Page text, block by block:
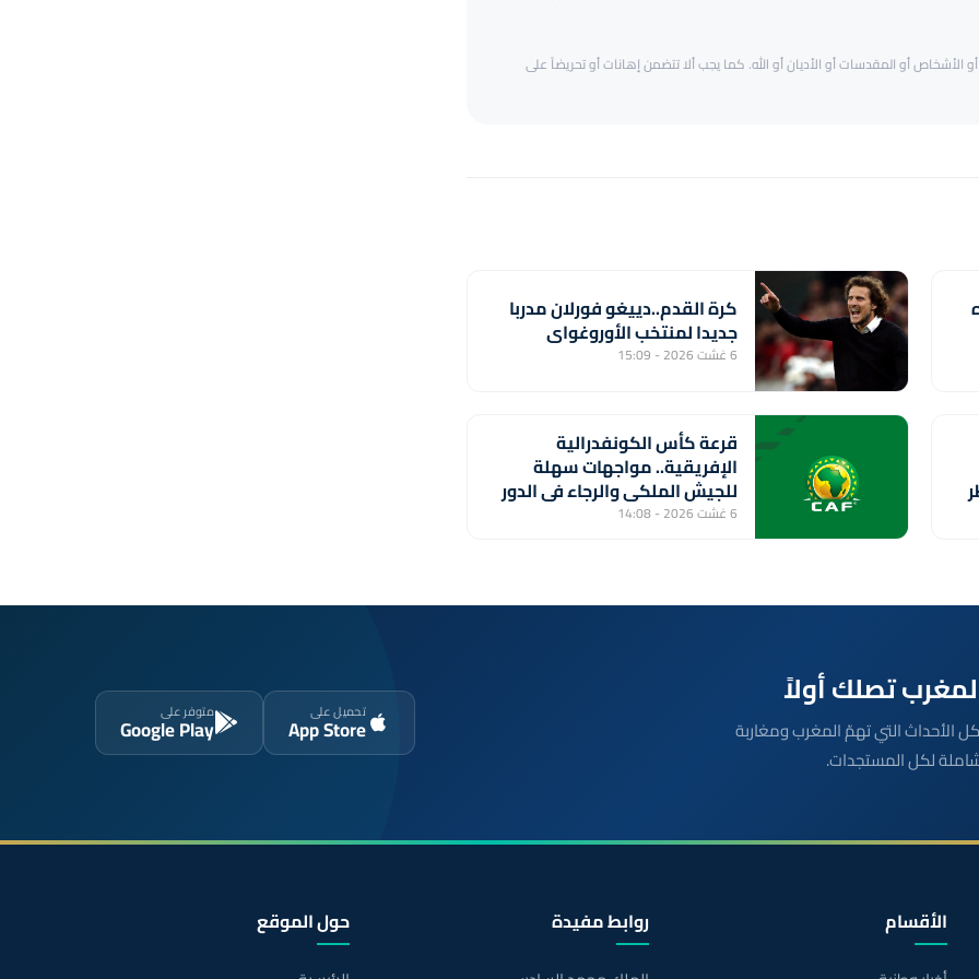
الأشخاص أو المقدسات أو الأديان أو الله. كما يجب ألا تتضمن إهانات أو تحريضاً على
كرة القدم..دييغو فورلان مدربا
جديدا لمنتخب الأوروغواي
6 غشت 2026 - 15:09
قرعة كأس الكونفدرالية
الإفريقية.. مواجهات سهلة
للجيش الملكي والرجاء في الدور
التمهيدي الثاني
6 غشت 2026 - 14:08
مباشرة لكل الأحداث التي تهمّ المغرب ومغاربة
لكل المستجدات.
تحميل على
App Store
متوفر على
Google Play
الأقسام روابط مفيدة حول الموقع